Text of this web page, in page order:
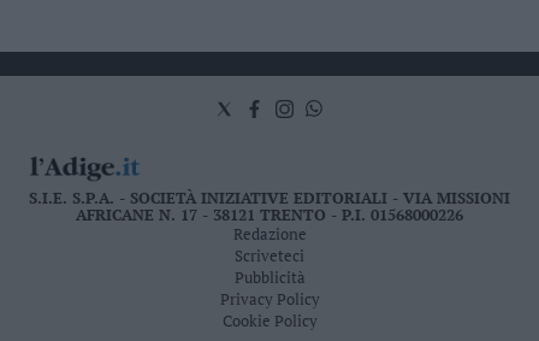
S.I.E. S.P.A. - SOCIETÀ INIZIATIVE EDITORIALI - VIA MISSIONI
AFRICANE N. 17 - 38121 TRENTO - P.I. 01568000226
Redazione
Scriveteci
Pubblicità
Privacy Policy
Cookie Policy